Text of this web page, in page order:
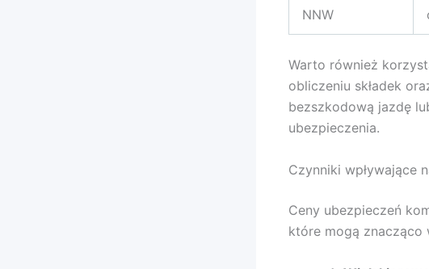
NNW
Warto również
obliczeniu składek
bezszkodową jazdę
ubezpieczenia.
Czynniki wpływające
Ceny ubezpieczeń
które mogą znacząco